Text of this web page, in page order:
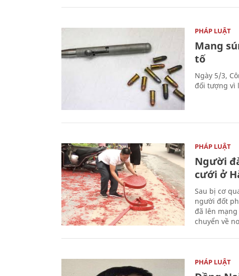
PHÁP LUẬT
Mang
tố
Ngày 5/3,
đối tượng vì
PHÁP LUẬT
Người
cưới ở
Sau bị cơ
người đốt
đã lên
chuyển về
PHÁP LUẬT